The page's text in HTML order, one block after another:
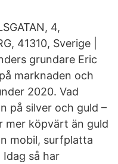
4,
41310, Sverige |
grundare Eric
marknaden och
2020. Vad
på silver och guld –
mer köpvärt än guld
mobil, surfplatta
så har